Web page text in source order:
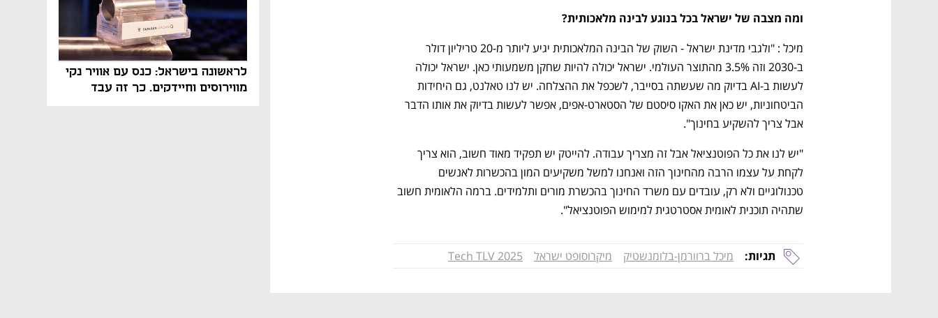
לראשונה בישראל: כנס עם אוויר נקי
מווירוסים וחיידקים. כך זה עבד
ומה מצבה של ישראל בכל בנוגע לבינה מלאכותית?
אבל צריך להשקיע בחינוך".
שתהיה תוכנית לאומית אסטרטגית למימוש הפוטנציאל".
תגיות: מיכל ברוורמן-בלומנשטיק מיקרוסופט ישראל Tech TLV 2025